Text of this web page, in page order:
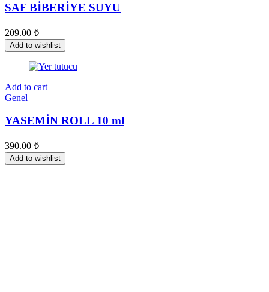
SAF BİBERİYE SUYU
209.00 ₺
Add to wishlist
Add to cart
Genel
YASEMİN ROLL 10 ml
390.00 ₺
Add to wishlist